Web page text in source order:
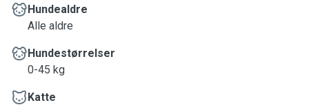
Hundealdre
Alle aldre
Hundestørrelser
0-45 kg
Katte